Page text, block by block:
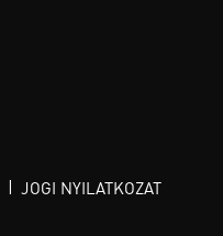
JOGI NYILATKOZAT